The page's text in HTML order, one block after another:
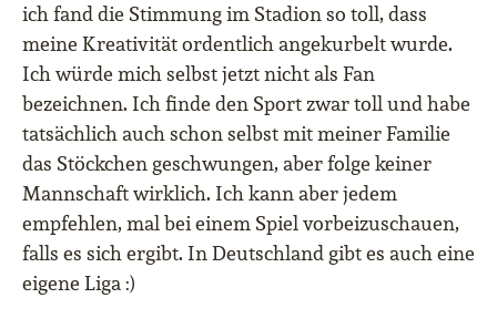
ich fand die Stimmung im Stadion so toll, dass
meine Kreativität ordentlich angekurbelt wurde.
Ich würde mich selbst jetzt nicht als Fan
bezeichnen. Ich finde den Sport zwar toll und habe
tatsächlich auch schon selbst mit meiner Familie
das Stöckchen geschwungen, aber folge keiner
Mannschaft wirklich. Ich kann aber jedem
empfehlen, mal bei einem Spiel vorbeizuschauen,
falls es sich ergibt. In Deutschland gibt es auch eine
eigene Liga :)